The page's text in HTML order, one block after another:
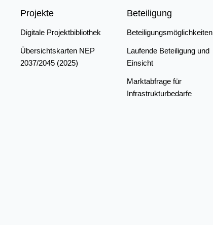
Projekte
Digitale Projektbibliothek
Übersichtskarten NEP
2037/2045 (2025)
Beteiligung
Beteiligungsmöglichkeiten
Laufende Beteiligung und
Einsicht
Marktabfrage für
Infrastrukturbedarfe